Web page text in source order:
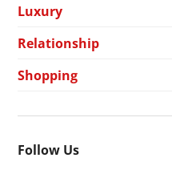
Luxury
Relationship
Shopping
Follow Us